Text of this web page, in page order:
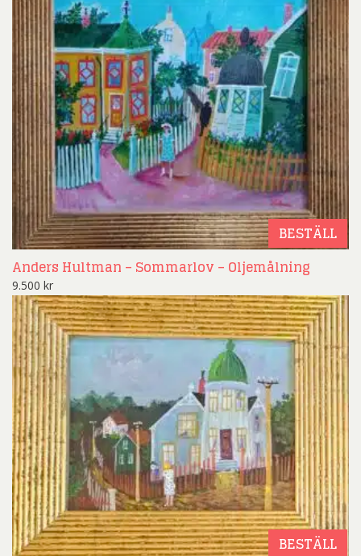
BESTÄLL
Anders Hultman – Sommarlov – Oljemålning
9.500 kr
BESTÄLL